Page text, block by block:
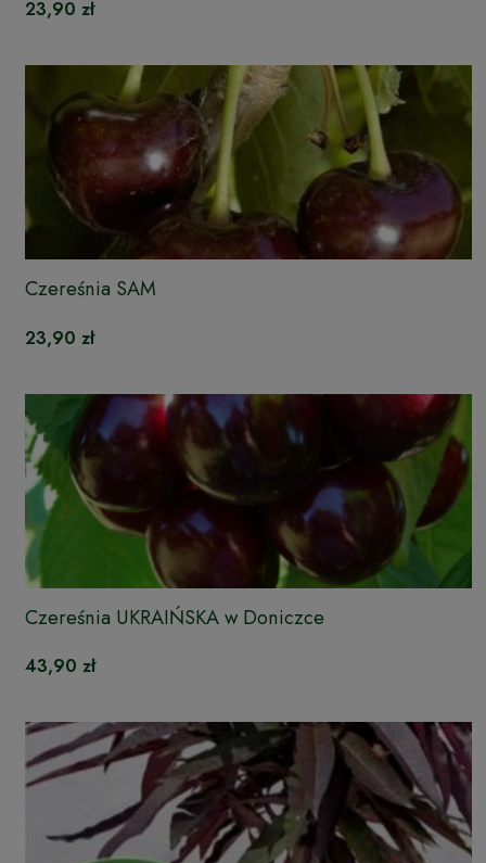
23,90 zł
Czereśnia SAM
23,90 zł
Czereśnia UKRAIŃSKA w Doniczce
43,90 zł